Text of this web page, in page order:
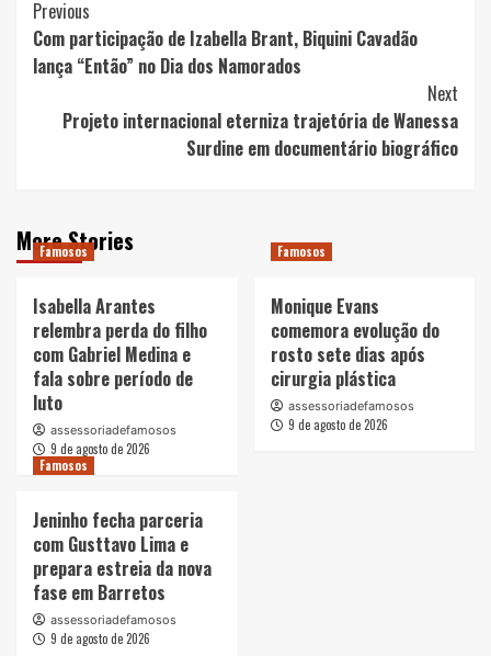
Post
Navigation
Previous
Com participação de Izabella Brant, Biquini Cavadão
lança “Então” no Dia dos Namorados
Next
Projeto internacional eterniza trajetória de Wanessa
Surdine em documentário biográfico
More Stories
Famosos
Isabella Arantes
relembra perda do filho
com Gabriel Medina e
fala sobre período de
luto
assessoriadefamosos
9 de agosto de 2026
Famosos
Monique Evans
comemora evolução do
rosto sete dias após
cirurgia plástica
assessoriadefamosos
9 de agosto de 2026
Famosos
Jeninho fecha parceria
com Gusttavo Lima e
prepara estreia da nova
fase em Barretos
assessoriadefamosos
9 de agosto de 2026